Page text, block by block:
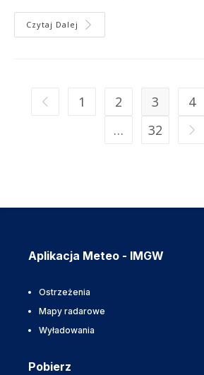
Czytaj Dalej
1 2 3 4
…
32
Aplikacja Meteo - IMGW
Ostrzeżenia
Mapy radarowe
Wyładowania
Pobierz